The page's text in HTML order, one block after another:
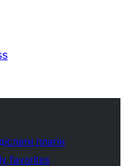
плагін
favorites